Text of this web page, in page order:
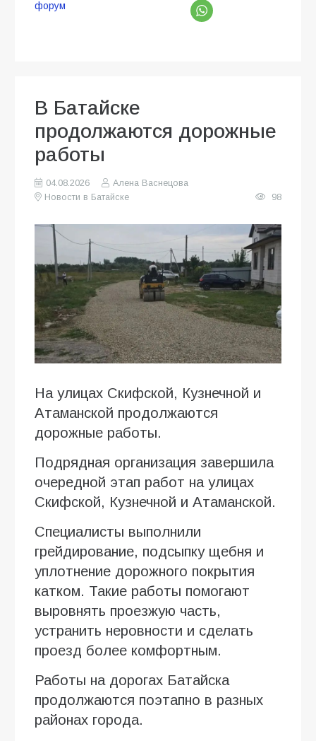
форум
В Батайске
продолжаются дорожные
работы
04.08.2026
Алена Васнецова
Новости в Батайске
98
На улицах Скифской, Кузнечной и
Атаманской продолжаются
дорожные работы.
Подрядная организация завершила
очередной этап работ на улицах
Скифской, Кузнечной и Атаманской.
Специалисты выполнили
грейдирование, подсыпку щебня и
уплотнение дорожного покрытия
катком. Такие работы помогают
выровнять проезжую часть,
устранить неровности и сделать
проезд более комфортным.
Работы на дорогах Батайска
продолжаются поэтапно в разных
районах города.